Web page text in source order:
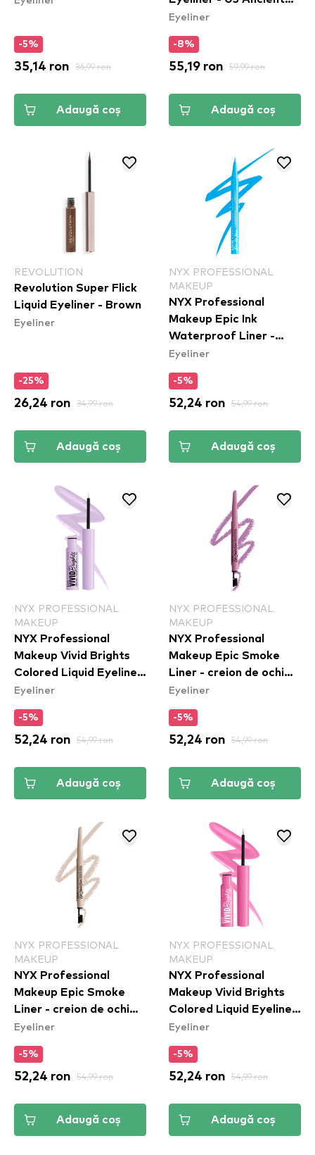
-5%
35,14 ron 36,99 ron
Adaugă coș
Rose
Eyeliner
-8%
55,19 ron 59,99 ron
Adaugă coș
REVOLUTION
Revolution Super Flick
Liquid Eyeliner - Brown
Eyeliner
-25%
26,24 ron 34,99 ron
Adaugă coș
NYX PROFESSIONAL
MAKEUP
NYX Professional
Makeup Epic Ink
Waterproof Liner -
Vintage Baby
Eyeliner
-5%
52,24 ron 54,99 ron
Adaugă coș
NYX PROFESSIONAL
MAKEUP
NYX Professional
Makeup Vivid Brights
Colored Liquid Eyeliner
- Lilac Link (VBLL07)
Eyeliner
-5%
52,24 ron 54,99 ron
Adaugă coș
NYX PROFESSIONAL
MAKEUP
NYX Professional
Makeup Epic Smoke
Liner - creion de ochi
Rose Dust (ESL04)
Eyeliner
-5%
52,24 ron 54,99 ron
Adaugă coș
NYX PROFESSIONAL
MAKEUP
NYX Professional
Makeup Epic Smoke
Liner - creion de ochi
White Smoke (ESL01)
Eyeliner
-5%
52,24 ron 54,99 ron
Adaugă coș
NYX PROFESSIONAL
MAKEUP
NYX Professional
Makeup Vivid Brights
Colored Liquid Eyeliner
- Don't Pink Twice
Eyeliner
-5%
52,24 ron 54,99 ron
Adaugă coș